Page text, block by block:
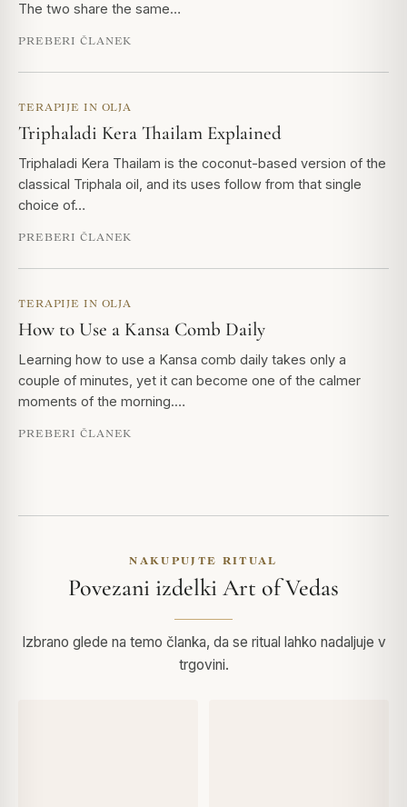
The two share the same…
PREBERI ČLANEK
TERAPIJE IN OLJA
Triphaladi Kera Thailam Explained
Triphaladi Kera Thailam is the coconut-based version of the
classical Triphala oil, and its uses follow from that single
choice of…
PREBERI ČLANEK
TERAPIJE IN OLJA
How to Use a Kansa Comb Daily
Learning how to use a Kansa comb daily takes only a
couple of minutes, yet it can become one of the calmer
moments of the morning.…
PREBERI ČLANEK
NAKUPUJTE RITUAL
Povezani izdelki Art of Vedas
Izbrano glede na temo članka, da se ritual lahko nadaljuje v
trgovini.